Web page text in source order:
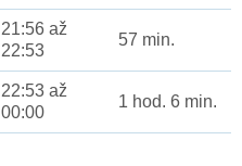
21:56 až
22:53
57 min.
22:53 až
00:00
1 hod. 6 min.